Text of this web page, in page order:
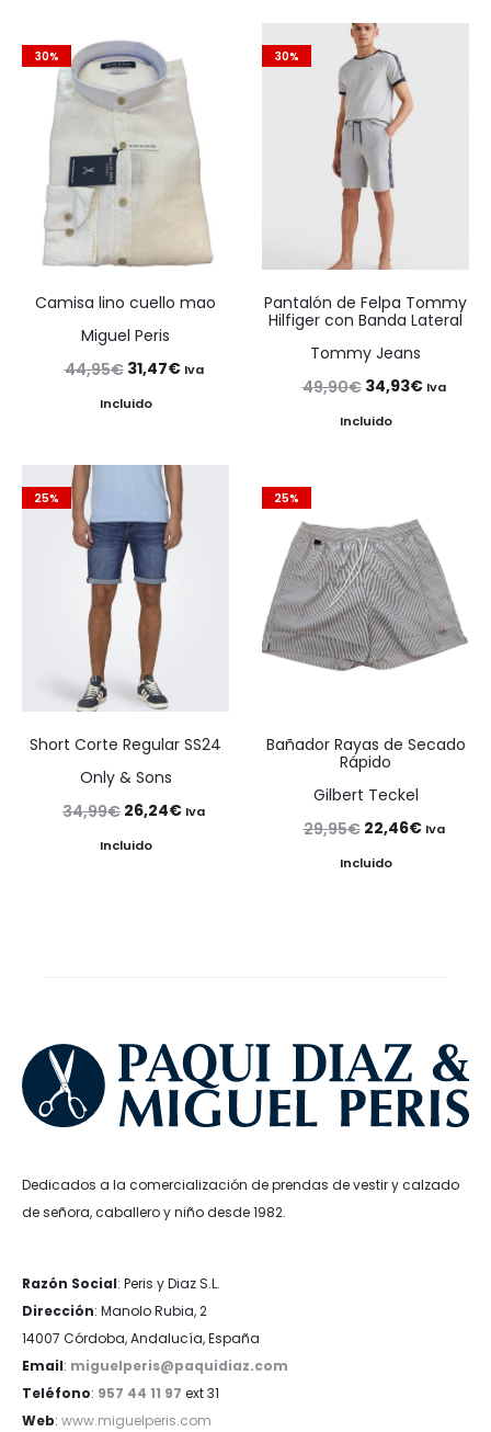
30%
Camisa lino cuello mao
Miguel Peris
44,95€ El
precio
era:
44,95€.
31,47€El
es:
31,47€.
Iva
Incluido
30%
Pantalón de Felpa Tommy
Hilfiger con Banda Lateral
Tommy Jeans
49,90€ El
precio
49,90€.
34,93€ElIva
Incluido
25%
Short Corte Regular SS24
Only & Sons
34,99€ El
precio
26,24€ElIva
Incluido
25%
Bañador Rayas de Secado
Rápido
Gilbert Teckel
29,95€ El
precio
22,46€ElIva
Incluido
Dedicados a la comercialización de prendas de vestir y calzado
de señora, caballero y niño desde 1982.
Razón Social: Peris y Diaz S.L.
Dirección: Manolo Rubia, 2
14007 Córdoba, Andalucía, España
Email: miguelperis@paquidiaz.com
Teléfono: 957 44 11 97 ext 31
Web: www.miguelperis.com